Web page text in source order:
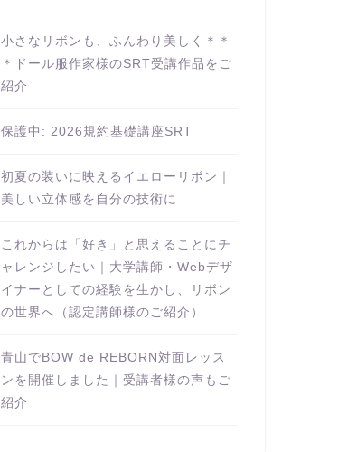
小さなリボンも、ふんわり美しく＊＊
＊ドール服作家様のSRT受講作品をご
紹介
保護中: 2026規約基礎講座SRT
初夏の装いに映えるイエローリボン｜
美しい立体感を自分の技術に
これからは「好き」と思えることにチ
ャレンジしたい｜大学講師・Webデザ
イナーとしての経験を生かし、リボン
の世界へ（認定講師様のご紹介）
青山でBOW de REBORN対面レッス
ンを開催しました｜受講者様の声もご
紹介